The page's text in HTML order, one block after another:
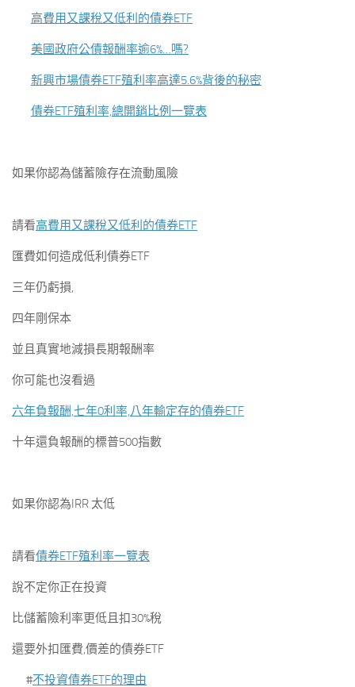
高費用又課稅又低利的債券ETF
美國政府公債報酬率逾6%…嗎?
新興市場債券ETF殖利率高達5.6%背後的秘密
債券ETF殖利率,總開銷比例一覽表
如果你認為儲蓄險存在流動風險
請看高費用又課稅又低利的債券ETF
匯費如何造成低利債券ETF
三年仍虧損,
四年剛保本
並且真實地減損長期報酬率
你可能也沒看過
六年負報酬,七年0利率,八年輸定存的債券ETF
十年還負報酬的標普500指數
如果你認為IRR 太低
請看債券ETF殖利率一覽表
說不定你正在投資
比儲蓄險利率更低且扣30%稅
還要外扣匯費,價差的債券ETF
#不投資債券ETF的理由